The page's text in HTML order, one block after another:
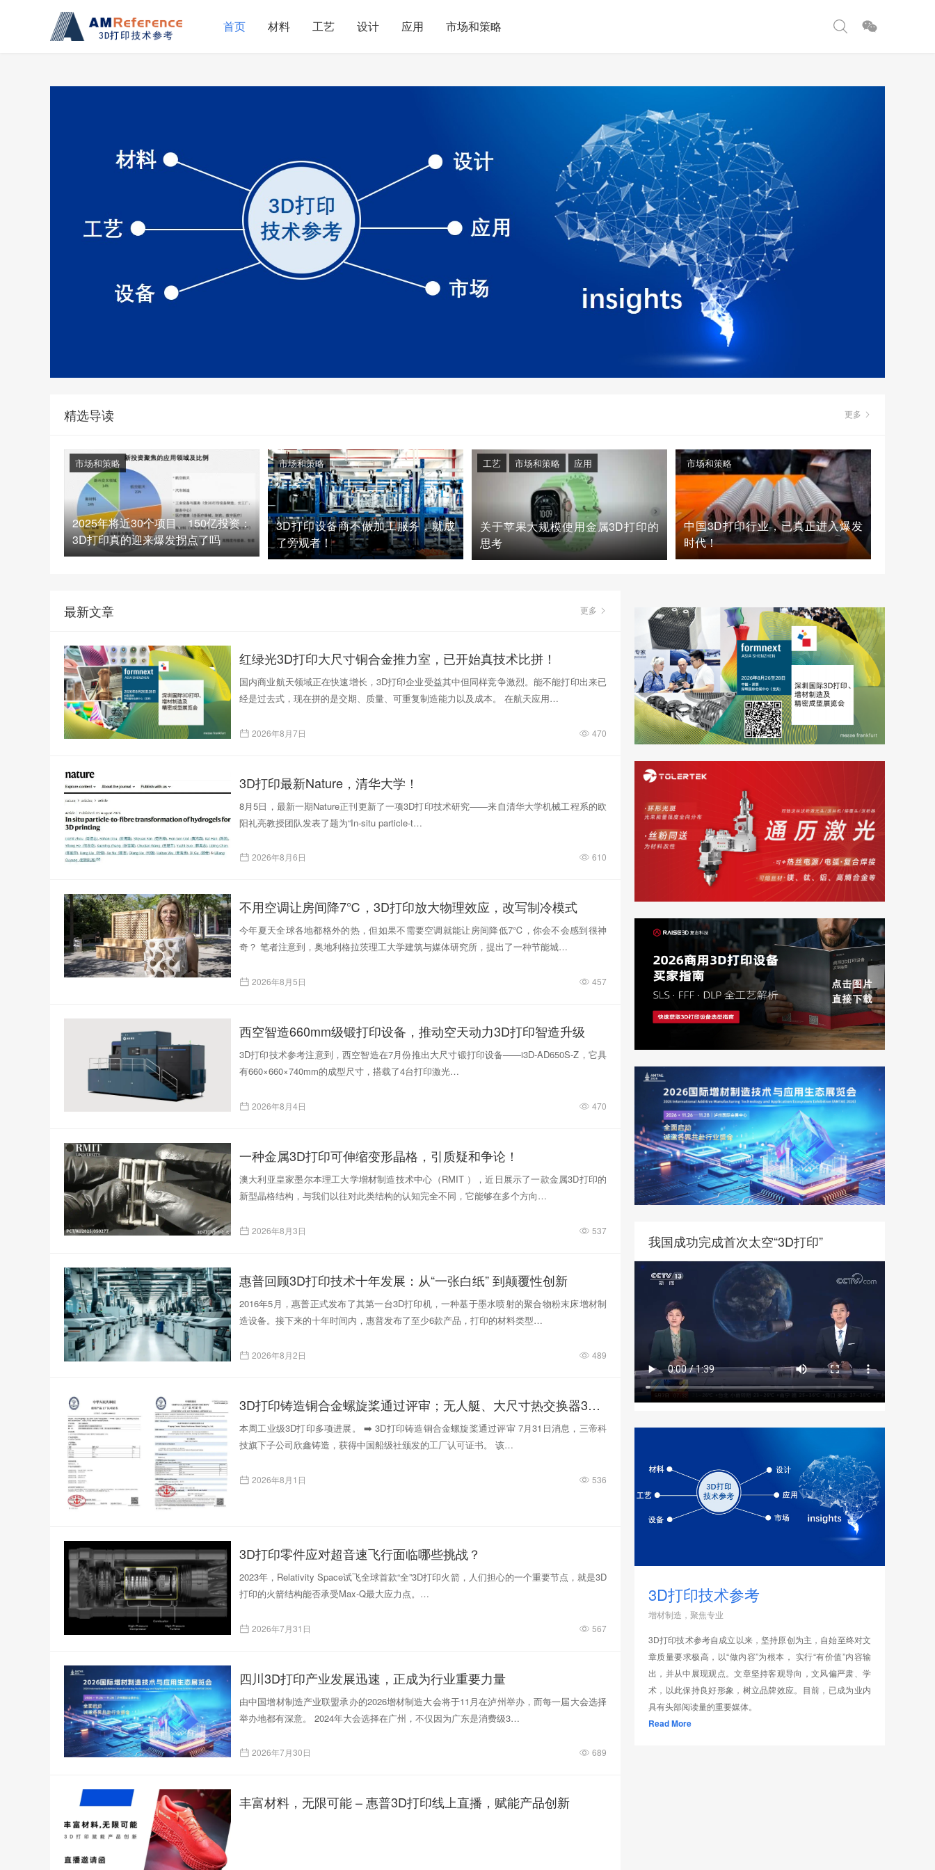
首页 材料 工艺 设计 应用 市场和策略
精选导读 更多
2025年将近30个项目、150亿投资：
3D打印真的迎来爆发拐点了吗
市场和策略
3D打印设备商不做加工服务，就成
了旁观者！
市场和策略
关于苹果大规模使用金属3D打印的
思考
工艺 市场和策略 应用
中国3D打印行业，已真正进入爆发
时代！
市场和策略
最新文章 更多
红绿光3D打印大尺寸铜合金推力室，已开始真技术比拼！
国内商业航天领域正在快速增长，3D打印企业受益其中但同样竞争激烈。能不能打印出来已
经是过去式，现在拼的是交期、质量、可重复制造能力以及成本。 在航天应用…
2026年8月7日 470
3D打印最新Nature，清华大学！
8月5日，最新一期Nature正刊更新了一项3D打印技术研究——来自清华大学机械工程系的欧
阳礼亮教授团队发表了题为“In‑situ particle‑t…
2026年8月6日 610
不用空调让房间降7℃，3D打印放大物理效应，改写制冷模式
今年夏天全球各地都格外的热，但如果不需要空调就能让房间降低7℃，你会不会感到很神
奇？ 笔者注意到，奥地利格拉茨理工大学建筑与媒体研究所，提出了一种节能城…
2026年8月5日 457
西空智造660mm级锻打印设备，推动空天动力3D打印智造升级
3D打印技术参考注意到，西空智造在7月份推出大尺寸锻打印设备——i3D-AD650S-Z，它具
有660×660×740mm的成型尺寸，搭载了4台打印激光…
2026年8月4日 470
一种金属3D打印可伸缩变形晶格，引质疑和争论！
澳大利亚皇家墨尔本理工大学增材制造技术中心（RMIT ），近日展示了一款金属3D打印的
新型晶格结构，与我们以往对此类结构的认知完全不同，它能够在多个方向…
2026年8月3日 537
惠普回顾3D打印技术十年发展：从“一张白纸” 到颠覆性创新
2016年5月，惠普正式发布了其第一台3D打印机，一种基于墨水喷射的聚合物粉末床增材制
造设备。接下来的十年时间内，惠普发布了至少6款产品，打印的材料类型…
2026年8月2日 489
3D打印铸造铜合金螺旋桨通过评审；无人艇、大尺寸热交换器3D打印；人民网报道两家3D打印企业
本周工业级3D打印多项进展。 ➡️ 3D打印铸造铜合金螺旋桨通过评审 7月31日消息，三帝科
技旗下子公司欣鑫铸造，获得中国船级社颁发的工厂认可证书。 该…
2026年8月1日 536
3D打印零件应对超音速飞行面临哪些挑战？
2023年，Relativity Space试飞全球首款“全”3D打印火箭，人们担心的一个重要节点，就是3D
打印的火箭结构能否承受Max-Q最大应力点。…
2026年7月31日 567
四川3D打印产业发展迅速，正成为行业重要力量
由中国增材制造产业联盟承办的2026增材制造大会将于11月在泸州举办，而每一届大会选择
举办地都有深意。 2024年大会选择在广州，不仅因为广东是消费级3…
2026年7月30日 689
丰富材料，无限可能 – 惠普3D打印线上直播，赋能产品创新
我国成功完成首次太空“3D打印”
3D打印技术参考
增材制造，聚焦专业
3D打印技术参考自成立以来，坚持原创为主，自始至终对文
章质量要求极高，以“做内容”为根本， 实行“有价值”内容输
出，并从中展现观点。文章坚持客观导向，文风偏严肃、学
术，以此保持良好形象，树立品牌效应。目前，已成为业内
具有头部阅读量的重要媒体。
Read More